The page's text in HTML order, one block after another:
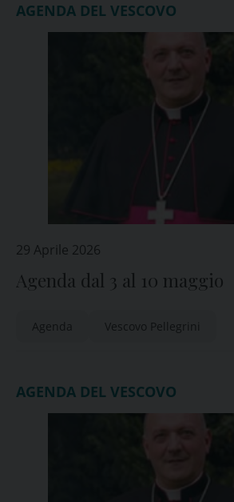
AGENDA DEL VESCOVO
29 Aprile 2026
Agenda dal 3 al 10 maggio
Agenda Vescovo Pellegrini
AGENDA DEL VESCOVO